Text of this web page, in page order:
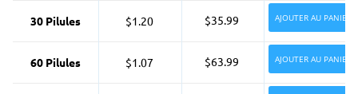
30 Pilules $1.20 $35.99 AJOUTER AU PANIER
60 Pilules $1.07 $63.99 AJOUTER AU PANIER